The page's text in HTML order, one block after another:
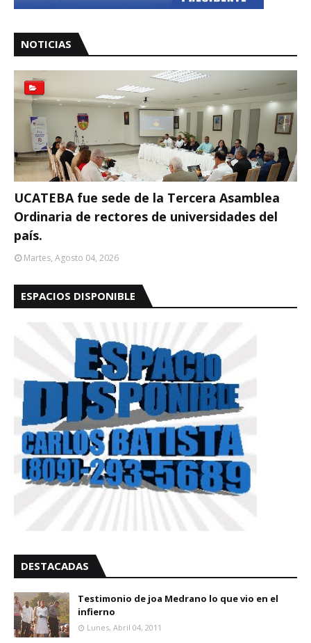
NOTICIAS
UCATEBA fue sede de la Tercera Asamblea
Ordinaria de rectores de universidades del
país.
Martes, Agosto 04, 2026
ESPACIOS DISPONIBLE
DESTACADAS
Testimonio de joa Medrano lo que vio en el
infierno
Lunes, Abril 04, 2011